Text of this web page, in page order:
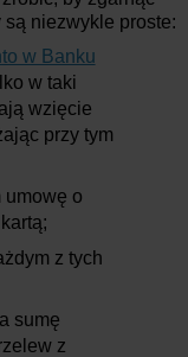
są niezwykle proste:
w Banku
w taki
wzięcie
przy tym
umowę o
z tych
sumę
z